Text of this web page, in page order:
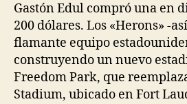
Gastón Edul compró una en
200 dólares. Los «Herons» -
flamante equipo
construyendo un nuevo
Freedom Park, que
Stadium, ubicado en Fort